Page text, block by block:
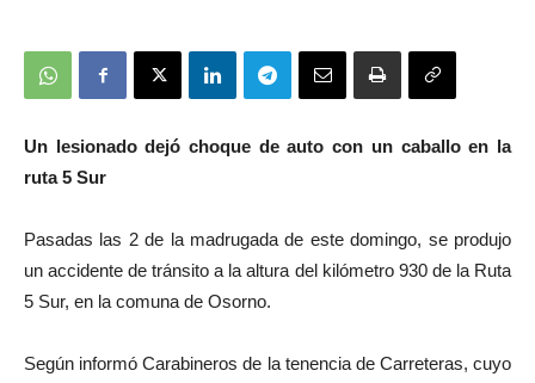
Un lesionado dejó choque de auto con un caballo en la
ruta 5 Sur
Pasadas las 2 de la madrugada de este domingo, se produjo
un accidente de tránsito a la altura del kilómetro 930 de la Ruta
5 Sur, en la comuna de Osorno.
Según informó Carabineros de la tenencia de Carreteras, cuyo